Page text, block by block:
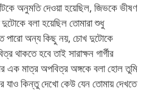
অনুমতি দেওয়া হয়েছিল, জিভকে ভীষণ
দুটোকে বলা হয়েছিল তোমারা শুধু
পারো অন্য কিছু নয়, চোখ দুটোকে
থাকতে হবে তাই সারাক্ষন গার্গীর
এক মাত্র অপবিত্র অঙ্গকে বলা হোল তুমি
যাও কিন্তু দেখো কেউ যেন তোমায় দেখতে